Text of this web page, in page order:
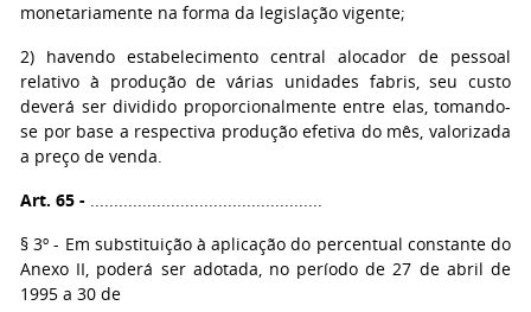
monetariamente na forma da legislação vigente;
2) havendo estabelecimento central alocador de pessoal
relativo à produção de várias unidades fabris, seu custo
deverá ser dividido proporcionalmente entre elas, tomando-
se por base a respectiva produção efetiva do mês, valorizada
a preço de venda.
Art. 65 - .................................................
§ 3º - Em substituição à aplicação do percentual constante do
Anexo II, poderá ser adotada, no período de 27 de abril de
1995 a 30 de